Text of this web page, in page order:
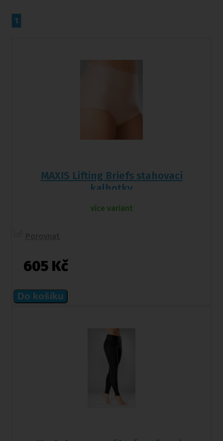
1
MAXIS Lifting Briefs stahovací
kalhotky
více variant
605 Kč
Do košíku